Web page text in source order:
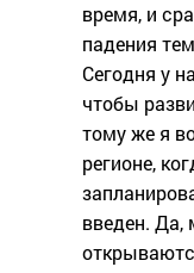
время, и
падения
Сегодня у
чтобы
тому же я
регионе,
введен. Да,